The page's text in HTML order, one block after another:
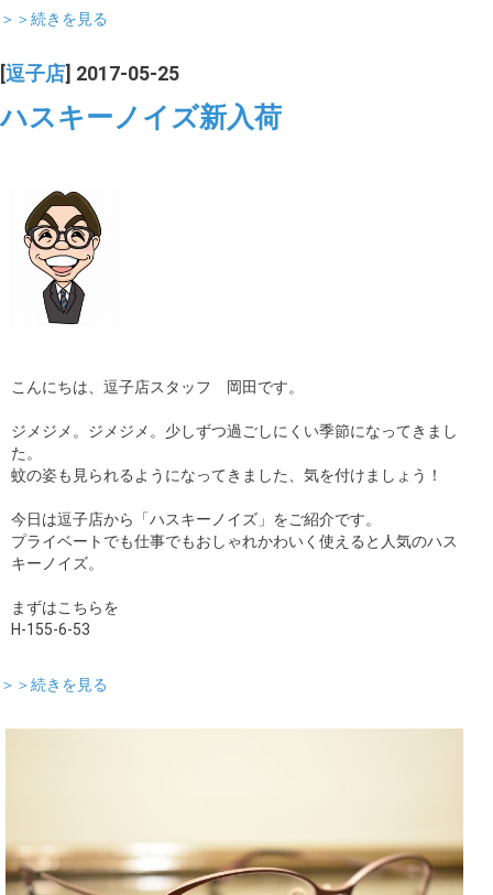
＞＞続きを見る
逗子店 ] 2017-05-25
ハスキーノイズ新入荷
こんにちは、逗子店スタッフ 岡田です。
ジメジメ。ジメジメ。少しずつ過ごしにくい季節になってきまし
た。
蚊の姿も見られるようになってきました、気を付けましょう！
今日は逗子店から「ハスキーノイズ」をご紹介です。
プライベートでも仕事でもおしゃれかわいく使えると人気のハス
キーノイズ。
まずはこちらを
H-155-6-53
＞＞続きを見る